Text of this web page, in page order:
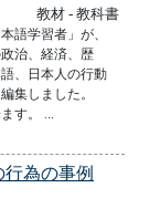
教材 - 教科書
語学習者」が、
治、経済、歴
、日本人の行動
集しました。
す。 ...
為の事例